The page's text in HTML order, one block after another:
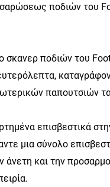
ποδιών του
σκανερ ποδιών του
παπουτσιών
επισβεστικά
μια σύνολο
και την